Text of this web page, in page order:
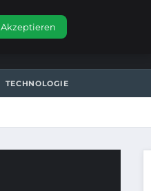
TECHNOLOGIE
Akzeptieren